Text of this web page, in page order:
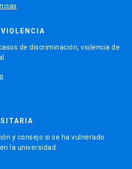
de discriminación, violencia de
y consejo si se ha vulnerado
la universidad.